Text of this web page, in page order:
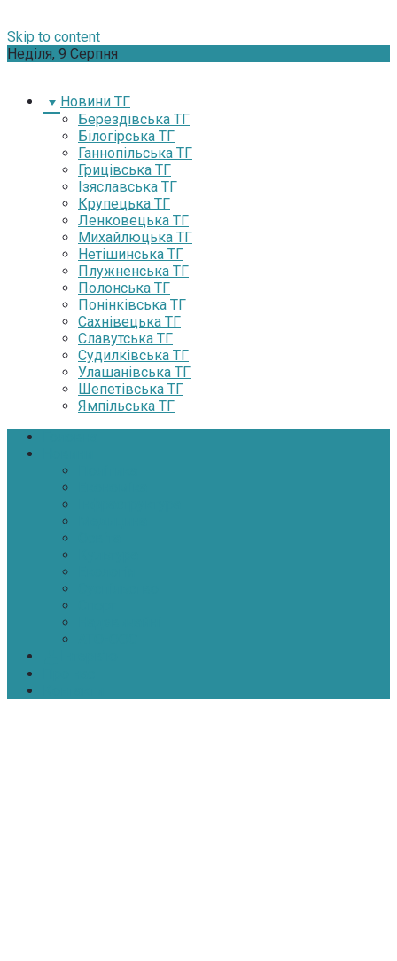
Skip to content
Неділя, 9 Серпня
Новини ТГ
Берездівська ТГ
Білогірська ТГ
Ганнопільська ТГ
Грицівська ТГ
Ізяславська ТГ
Крупецька ТГ
Ленковецька ТГ
Михайлюцька ТГ
Нетішинська ТГ
Плужненська ТГ
Полонська ТГ
Понінківська ТГ
Сахнівецька ТГ
Славутська ТГ
Судилківська ТГ
Улашанівська ТГ
Шепетівська ТГ
Ямпільська ТГ